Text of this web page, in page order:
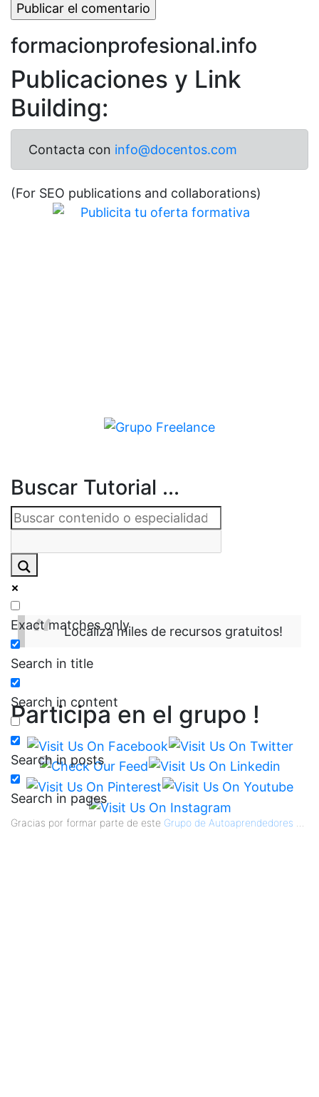
formacionprofesional.info
Publicaciones y Link
Building:
Contacta con info@docentos.com
(For SEO publications and collaborations)
Buscar Tutorial ...
Exact matches only
Search in title
Search in content
Search in posts
Search in pages
Localiza miles de recursos gratuitos!
Participa en el grupo !
Gracias por formar parte de este Grupo de Autoaprendedores